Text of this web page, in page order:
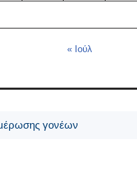
« Ιούλ
γονέων